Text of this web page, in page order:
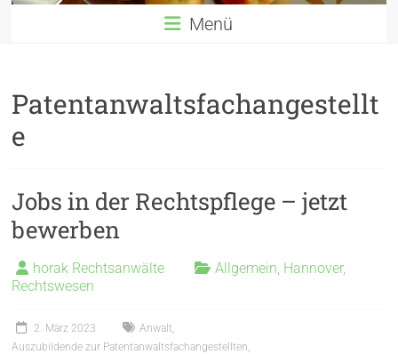
Menü
Patentanwaltsfachangestellt
e
Jobs in der Rechtspflege – jetzt
bewerben
horak Rechtsanwälte Allgemein Hannover,
Rechtswesen
2. März 2023 Anwalt
Auszubildende zur Patentanwaltsfachangestellten